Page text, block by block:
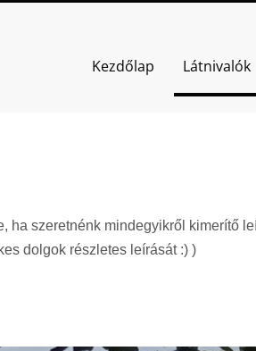
Kezdőlap Látnivalók
ha szeretnénk mindegyikről kimerítő
dolgok részletes leírását :) )